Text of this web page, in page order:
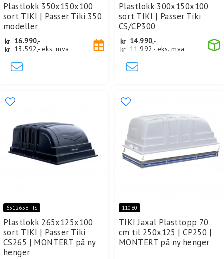
Plastlokk 350x150x100
sort TIKI | Passer Tiki 350
modeller
kr 16.990,-
kr 13.592,- eks. mva
Plastlokk 300x150x100
sort TIKI | Passer Tiki
CS/CP300
kr 14.990,-
kr 11.992,- eks. mva
631265BTIS
Plastlokk 265x125x100
sort TIKI | Passer Tiki
CS265 | MONTERT på ny
henger
11080
TIKI Jaxal Plasttopp 70
cm til 250x125 | CP250 |
MONTERT på ny henger